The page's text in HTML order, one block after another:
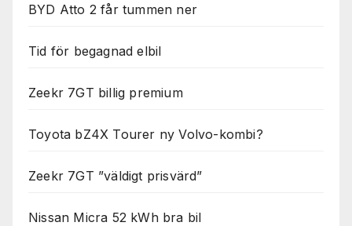
BYD Atto 2 får tummen ner
Tid för begagnad elbil
Zeekr 7GT billig premium
Toyota bZ4X Tourer ny Volvo-kombi?
Zeekr 7GT ”väldigt prisvärd”
Nissan Micra 52 kWh bra bil